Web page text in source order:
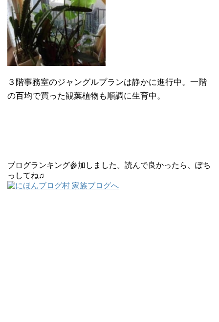
３階事務室のジャングルプランは静かに進行中。一階
の百均で買った観葉植物も順調に生育中。
ブログランキング参加しました。読んで良かったら、ぽち
っしてね♫